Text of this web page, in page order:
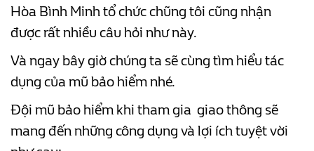
Hòa Bình Minh tổ chức chũng tôi cũng nhận
được rất nhiều câu hỏi như này.
Và ngay bây giờ chúng ta sẽ cùng tìm hiểu tác
dụng của mũ bảo hiểm nhé.
Đội mũ bảo hiểm khi tham gia giao thông sẽ
mang đến những công dụng và lợi ích tuyệt vời